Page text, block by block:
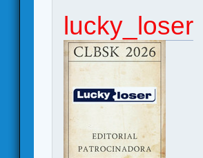
lucky_loser